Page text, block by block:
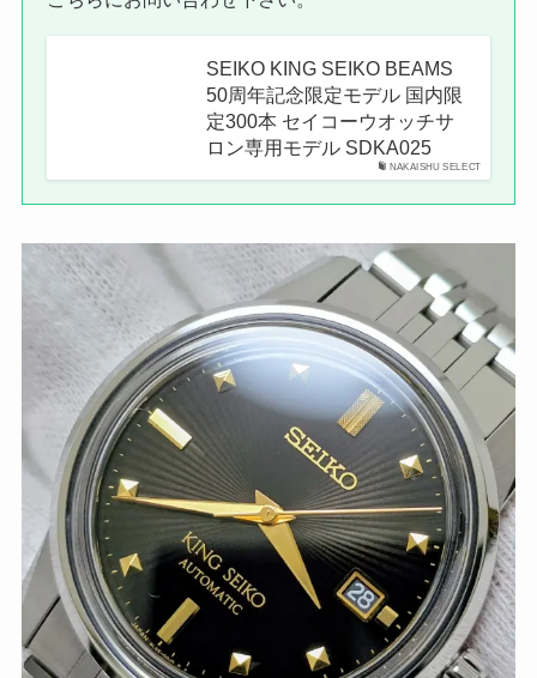
NAKAISHU SELECT
SEIKO KING SEIKO BEAMS
50周年記念限定モデル 国内限
定300本 セイコーウオッチサ
ロン専用モデル SDKA025